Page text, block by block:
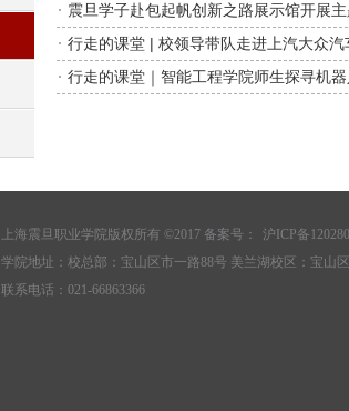
震旦学子赴包起帆创新之路展示馆开展
行走的课堂 | 校领导带队走进上汽大众汽
行走的课堂｜智能工程学院师生探寻机
上海震旦职业学院版权所有 ©2017 备案号：
沪ICP备
学院地址：校总部：宝山区市一路88号 美兰湖校区：宝山
联系电话：021-66863366